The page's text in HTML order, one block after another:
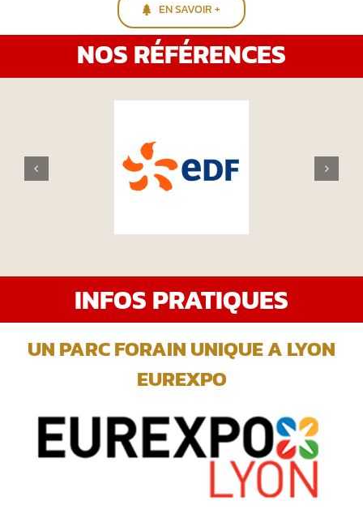
EN SAVOIR +
NOS RÉFÉRENCES
INFOS PRATIQUES
UN PARC FORAIN UNIQUE A LYON
EUREXPO